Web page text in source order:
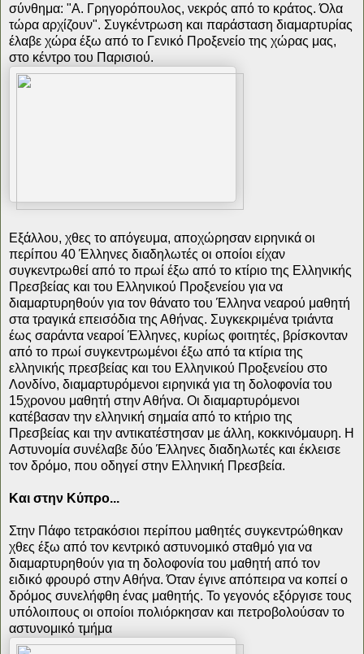
σύνθημα: "Α. Γρηγορόπουλος, νεκρός από το κράτος. Όλα
τώρα αρχίζουν". Συγκέντρωση και παράσταση διαμαρτυρίας
έλαβε χώρα έξω από το Γενικό Προξενείο της χώρας μας,
στο κέντρο του Παρισιού.
Εξάλλου, χθες το απόγευμα, αποχώρησαν ειρηνικά οι
περίπου 40 Έλληνες διαδηλωτές οι οποίοι είχαν
συγκεντρωθεί από το πρωί έξω από το κτίριο της Ελληνικής
Πρεσβείας και του Ελληνικού Προξενείου για να
διαμαρτυρηθούν για τον θάνατο του Έλληνα νεαρού μαθητή
στα τραγικά επεισόδια της Αθήνας. Συγκεκριμένα τριάντα
έως σαράντα νεαροί Έλληνες, κυρίως φοιτητές, βρίσκονταν
από το πρωί συγκεντρωμένοι έξω από τα κτίρια της
ελληνικής πρεσβείας και του Ελληνικού Προξενείου στο
Λονδίνο, διαμαρτυρόμενοι ειρηνικά για τη δολοφονία του
15χρονου μαθητή στην Αθήνα. Οι διαμαρτυρόμενοι
κατέβασαν την ελληνική σημαία από το κτήριο της
Πρεσβείας και την αντικατέστησαν με άλλη, κοκκινόμαυρη. Η
Αστυνομία συνέλαβε δύο Έλληνες διαδηλωτές και έκλεισε
τον δρόμο, που οδηγεί στην Ελληνική Πρεσβεία.
Και στην Κύπρο...
Στην Πάφο τετρακόσιοι περίπου μαθητές συγκεντρώθηκαν
χθες έξω από τον κεντρικό αστυνομικό σταθμό για να
διαμαρτυρηθούν για τη δολοφονία του μαθητή από τον
ειδικό φρουρό στην Αθήνα. Όταν έγινε απόπειρα να κοπεί ο
δρόμος συνελήφθη ένας μαθητής. Το γεγονός εξόργισε τους
υπόλοιπους οι οποίοι πολιόρκησαν και πετροβολούσαν το
αστυνομικό τμήμα